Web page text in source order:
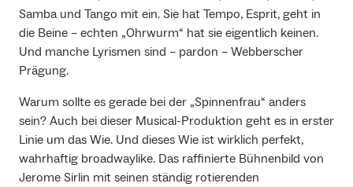
Samba und Tango mit ein. Sie hat Tempo, Esprit, geht in
die Beine – echten „Ohrwurm“ hat sie eigentlich keinen.
Und manche Lyrismen sind – pardon – Webberscher
Prägung.
Warum sollte es gerade bei der „Spinnenfrau“ anders
sein? Auch bei dieser Musical-Produktion geht es in erster
Linie um das Wie. Und dieses Wie ist wirklich perfekt,
wahrhaftig broadwaylike. Das raffinierte Bühnenbild von
Jerome Sirlin mit seinen ständig rotierenden